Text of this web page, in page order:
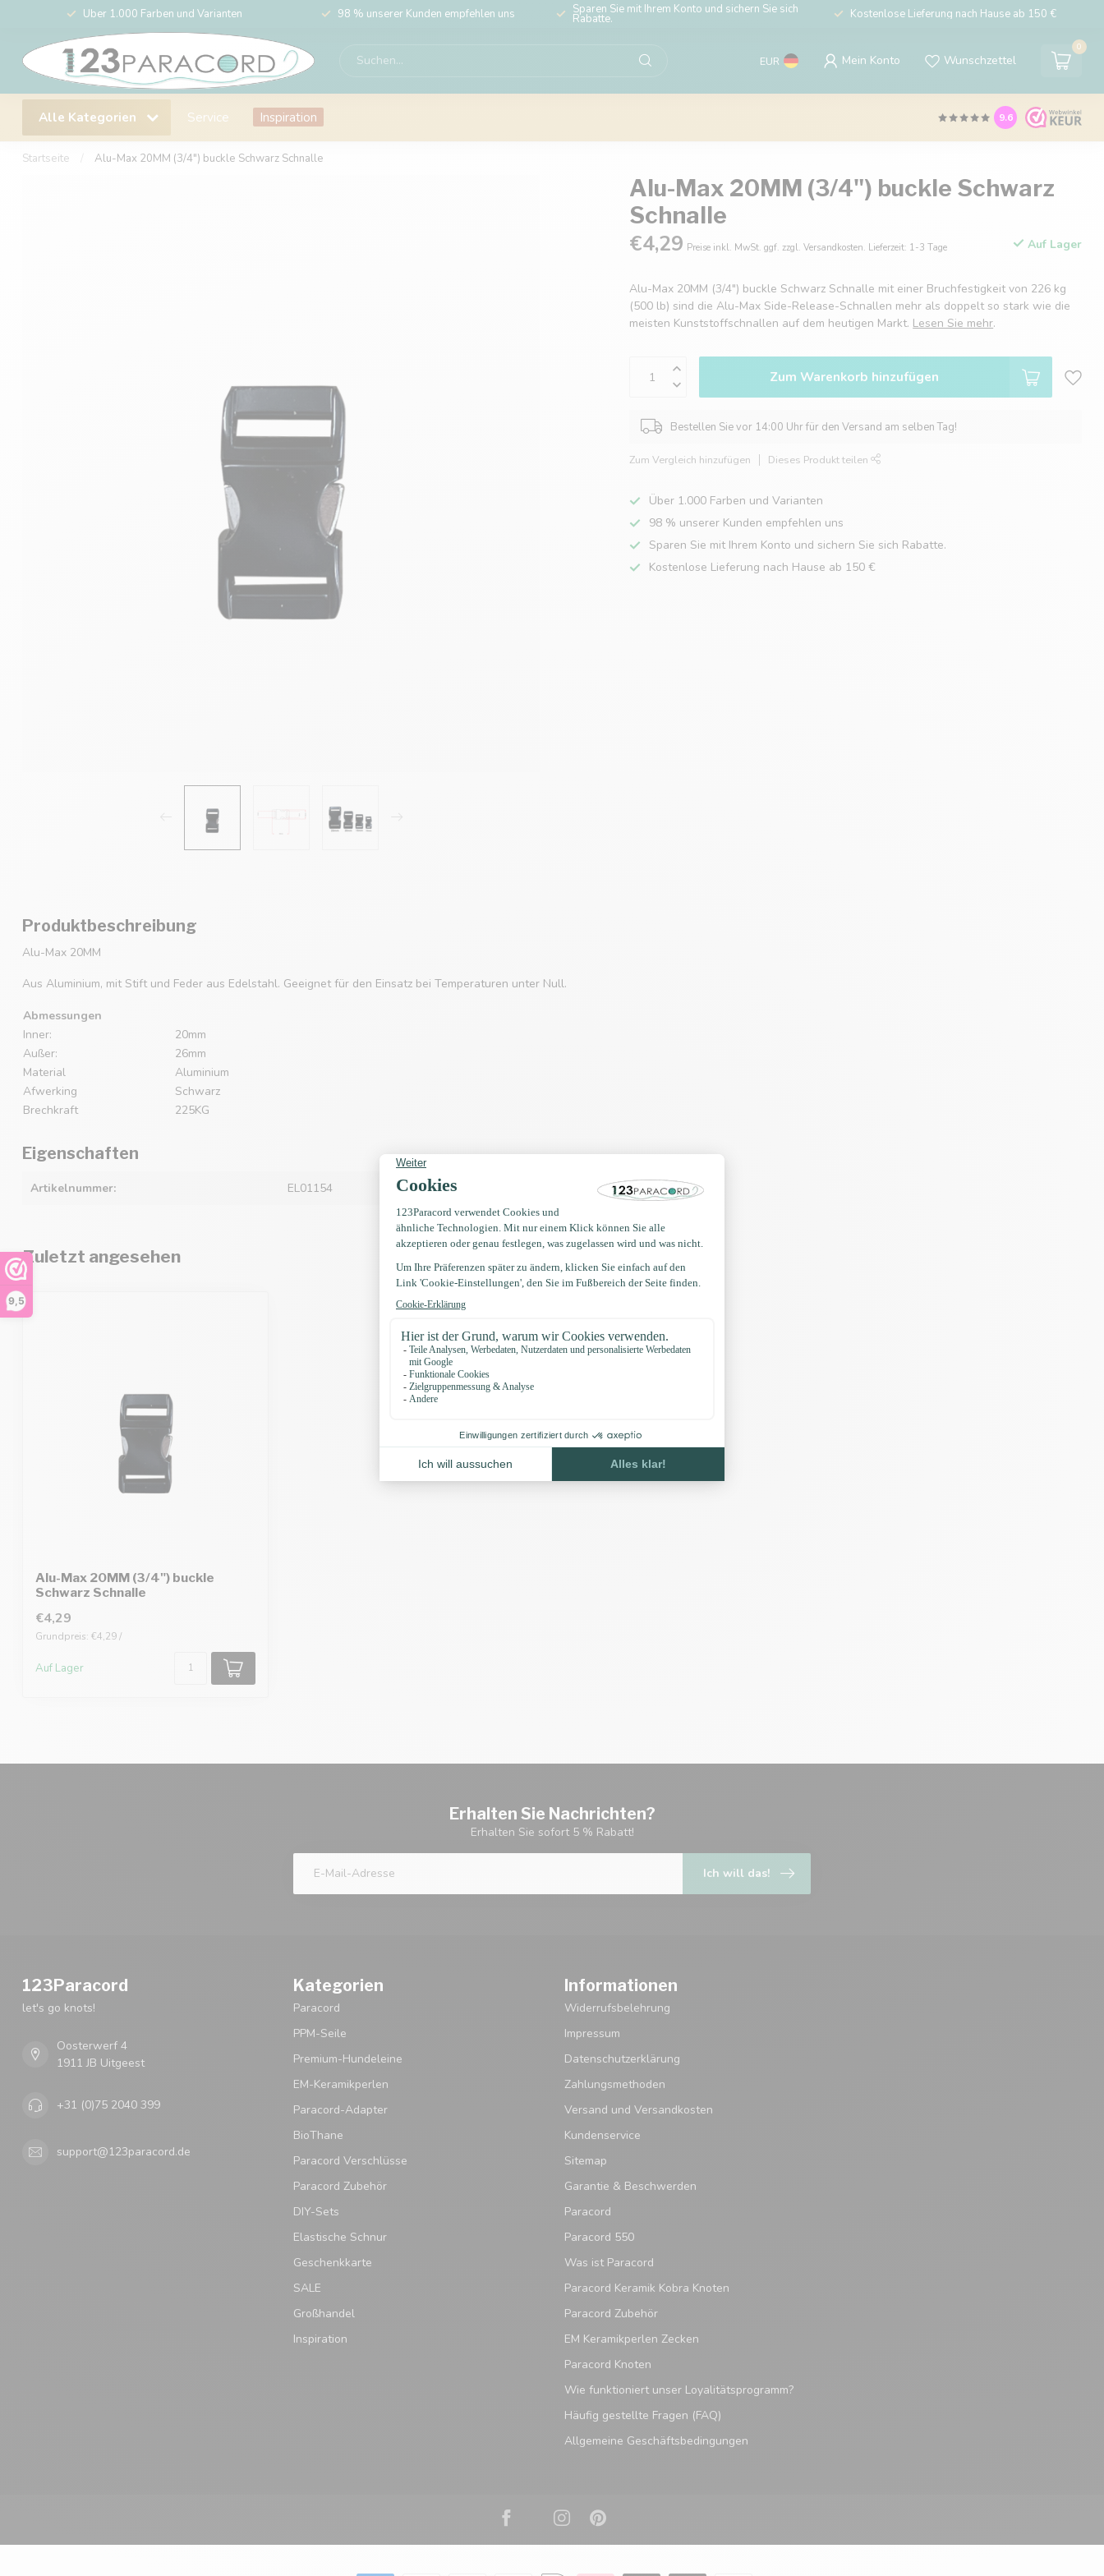
9,5
Über 1.000 Farben und Varianten 98 % unserer Kunden empfehlen uns Sparen Sie mit Ihrem Konto und sichern Sie sich
Rabatte. Kostenlose Lieferung nach Hause ab 150 €
EUR Mein Konto Wunschzettel
0
Alle Kategorien Service Inspiration 9.6
Startseite Alu-Max 20MM (3/4") buckle Schwarz Schnalle
Alu-Max 20MM (3/4") buckle Schwarz
Schnalle
€4,29 Preise inkl. MwSt. ggf. zzgl. Versandkosten. Lieferzeit: 1-3 Tage Auf Lager
Alu-Max 20MM (3/4") buckle Schwarz Schnalle mit einer Bruchfestigkeit von 226 kg
(500 lb) sind die Alu-Max Side-Release-Schnallen mehr als doppelt so stark wie die
meisten Kunststoffschnallen auf dem heutigen Markt. Lesen Sie mehr.
Zum Warenkorb hinzufügen
Bestellen Sie vor 14:00 Uhr für den Versand am selben Tag!
Zum Vergleich hinzufügen Dieses Produkt teilen
Über 1.000 Farben und Varianten
98 % unserer Kunden empfehlen uns
Sparen Sie mit Ihrem Konto und sichern Sie sich Rabatte.
Kostenlose Lieferung nach Hause ab 150 €
Produktbeschreibung
Alu-Max 20MM
Aus Aluminium, mit Stift und Feder aus Edelstahl. Geeignet für den Einsatz bei Temperaturen unter Null.
Abmessungen
Inner:
20mm
Außer:
26mm
Material
Aluminium
Afwerking
Schwarz
Brechkraft
225KG
Eigenschaften
Artikelnummer: EL01154
Zuletzt angesehen
Alu-Max 20MM (3/4") buckle
Schwarz Schnalle
€4,29
Grundpreis: €4,29 /
Auf Lager
Erhalten Sie Nachrichten?
Erhalten Sie sofort 5 % Rabatt!
Ich will das!
123Paracord
let's go knots!
Oosterwerf 4
1911 JB Uitgeest
+31 (0)75 2040 399
support@123paracord.de
Kategorien
Paracord
PPM-Seile
Premium-Hundeleine
EM-Keramikperlen
Paracord-Adapter
BioThane
Paracord Verschlüsse
Paracord Zubehör
DIY-Sets
Elastische Schnur
Geschenkkarte
SALE
Großhandel
Inspiration
Informationen
Widerrufsbelehrung
Impressum
Datenschutzerklärung
Zahlungsmethoden
Versand und Versandkosten
Kundenservice
Sitemap
Garantie & Beschwerden
Paracord
Paracord 550
Was ist Paracord
Paracord Keramik Kobra Knoten
Paracord Zubehör
EM Keramikperlen Zecken
Paracord Knoten
Wie funktioniert unser Loyalitätsprogramm?
Häufig gestellte Fragen (FAQ)
Allgemeine Geschäftsbedingungen